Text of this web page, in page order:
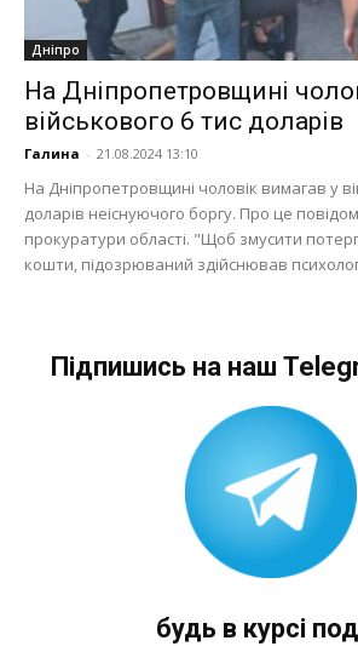
Дніпро
На Дніпропетровщині
військового 6 тис доларів
Галина - 21.08.2024 13:10
На Дніпропетровщині чоловік вимагав у
доларів неіснуючого боргу. Про це
прокуратури області. "Щоб змусити
кошти, підозрюваний здійснював
Підпишись на наш
будь в курсі